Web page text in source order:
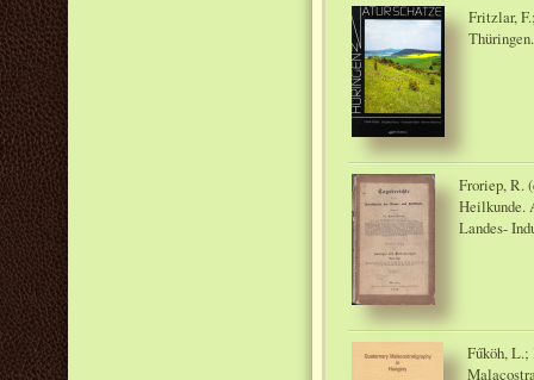
Fritzlar,
Froriep, R.
Heilkunde.
Landes-
Fűköh, L.;